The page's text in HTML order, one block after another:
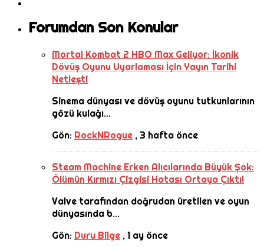
Forumdan Son Konular
Mortal Kombat 2 HBO Max Geliyor: İkonik
Dövüş Oyunu Uyarlaması İçin Yayın Tarihi
Netleşti
Sinema dünyası ve dövüş oyunu tutkunlarının
gözü kulağı...
Gön: RockNRogue , 3 hafta önce
Steam Machine Erken Alıcılarında Büyük Şok:
Ölümün Kırmızı Çizgisi Hatası Ortaya Çıktı!
Valve tarafından doğrudan üretilen ve oyun
dünyasında b...
Gön: Duru Bilge ,1 ay önce